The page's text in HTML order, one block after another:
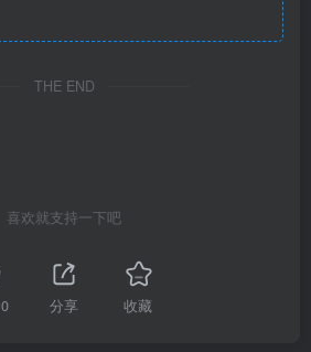
THE END
喜欢就支持一下吧
0 分享 收藏